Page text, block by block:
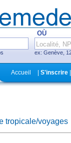
OÙ
ex: Genève,
Accueil S'inscrire|
tropicale/voyages